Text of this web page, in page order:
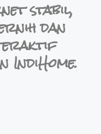
stabil,
dan